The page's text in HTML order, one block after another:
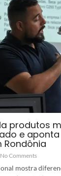
produtos
e
Rondônia
No Comments
mostra